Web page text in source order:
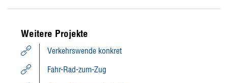
Weitere Projekte
Verkehrswende konkret
Fahr-Rad-zum-Zug